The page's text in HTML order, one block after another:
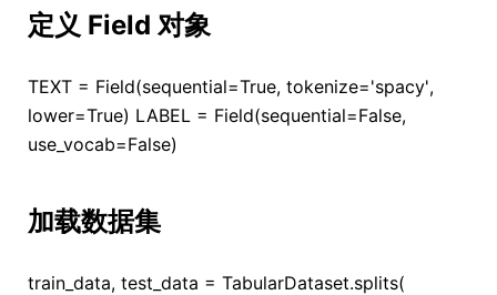
定义 Field 对象
TEXT = Field(sequential=True, tokenize='spacy',
lower=True) LABEL = Field(sequential=False,
use_vocab=False)
加载数据集
train_data, test_data = TabularDataset.splits(